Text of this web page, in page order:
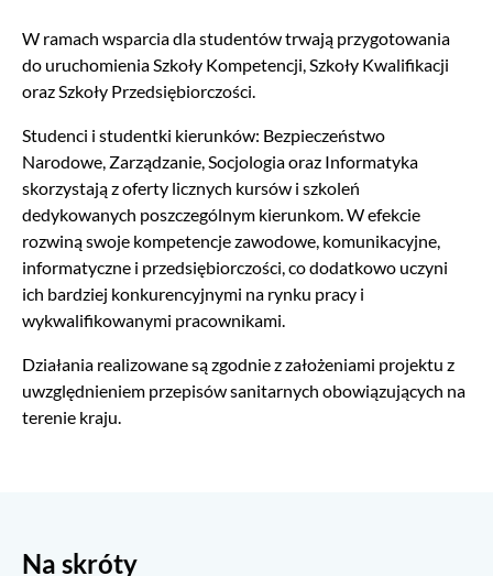
W ramach wsparcia dla studentów trwają przygotowania
do uruchomienia Szkoły Kompetencji, Szkoły Kwalifikacji
oraz Szkoły Przedsiębiorczości.
Studenci i studentki kierunków: Bezpieczeństwo
Narodowe, Zarządzanie, Socjologia oraz Informatyka
skorzystają z oferty licznych kursów i szkoleń
dedykowanych poszczególnym kierunkom. W efekcie
rozwiną swoje kompetencje zawodowe, komunikacyjne,
informatyczne i przedsiębiorczości, co dodatkowo uczyni
ich bardziej konkurencyjnymi na rynku pracy i
wykwalifikowanymi pracownikami.
Działania realizowane są zgodnie z założeniami projektu z
uwzględnieniem przepisów sanitarnych obowiązujących na
terenie kraju.
Na skróty